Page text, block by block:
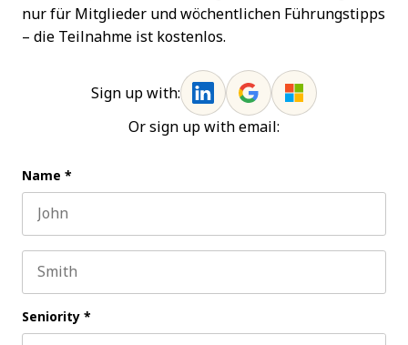
nur für Mitglieder und wöchentlichen Führungstipps
– die Teilnahme ist kostenlos.
Sign up with:
Or sign up with email:
Name *
Seniority *